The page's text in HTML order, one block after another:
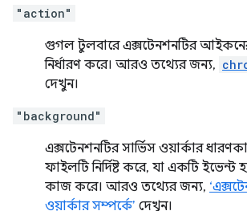
"action"
গুগল টুলবারে এক্সটেনশনটির
নির্ধারণ করে। আরও তথ্যের জন্য,
দেখুন।
"background"
এক্সটেনশনটির সার্ভিস ওয়ার্কার
ফাইলটি নির্দিষ্ট করে, যা একটি ইভেন্ট
কাজ করে। আরও তথ্যের জন্য,
ওয়ার্কার সম্পর্কে’ দেখুন।